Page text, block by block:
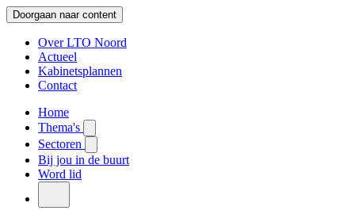
Doorgaan naar content
Over LTO Noord
Actueel
Kabinetsplannen
Contact
Home
Thema's
Sectoren
Bij jou in de buurt
Word lid